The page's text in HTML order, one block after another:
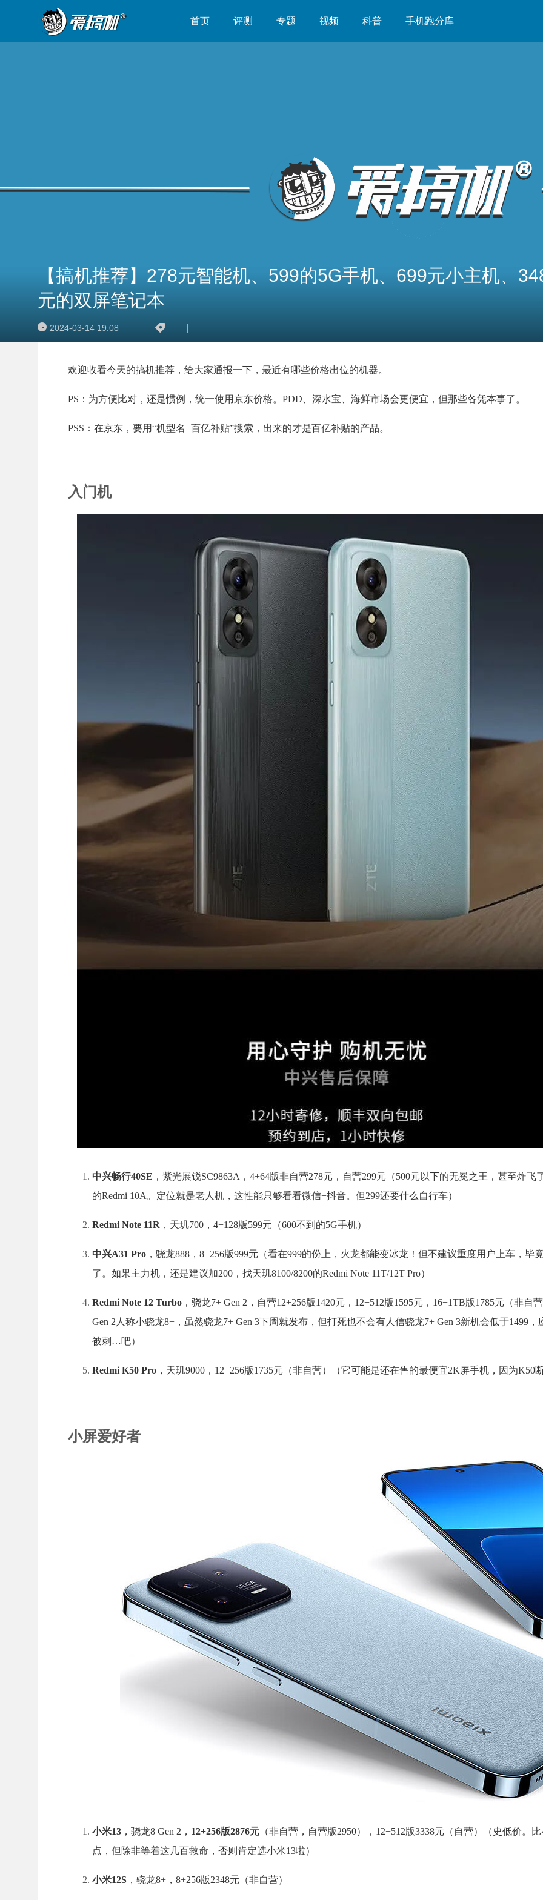
首页 评测 专题 视频 科普 手机跑分库
【搞机推荐】278元智能机、599的5G手机、699元小主机、
元的双屏笔记本
2024-03-14 19:08
欢迎收看今天的搞机推荐，给大家通报一下，最近有哪些价格出位的机器。
PS：为方便比对，还是惯例，统一使用京东价格。PDD、深水宝、海鲜市场会更便宜，但那些各凭本事了。
PSS：在京东，要用“机型名+百亿补贴”搜索，出来的才是百亿补贴的产品。
入门机
中兴畅行40SE ，紫光展锐SC9863A，4+64版非自营278元，自营299元（500元以下的无冕之王，甚至炸飞
的Redmi 10A。定位就是老人机，这性能只够看看微信+抖音。但299还要什么自行车）
Redmi Note 11R ，天玑700，4+128版599元（600不到的5G手机）
中兴A31 Pro ，骁龙888，8+256版999元（看在999的份上，火龙都能变冰龙！但不建议重度用户上车，毕
了。如果主力机，还是建议加200，找天玑8100/8200的Redmi Note 11T/12T Pro）
Redmi Note 12 Turbo ，骁龙7+ Gen 2，自营12+256版1420元，12+512版1595元，16+1TB版1785元（非自
Gen 2人称小骁龙8+，虽然骁龙7+ Gen 3下周就发布，但打死也不会有人信骁龙7+ Gen 3新机会低于1499，
被刺…吧）
Redmi K50 Pro ，天玑9000，12+256版1735元（非自营）（它可能是还在售的最便宜2K屏手机，因为K50
小屏爱好者
小米13 ，骁龙8 Gen 2， 12+256版2876元 （非自营，自营版2950），12+512版3338元（自营）（史低价。
点，但除非等着这几百救命，否则肯定选小米13啦）
小米12S ，骁龙8+，8+256版2348元（非自营）